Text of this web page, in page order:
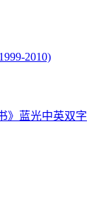
2010)
》蓝光中英双字